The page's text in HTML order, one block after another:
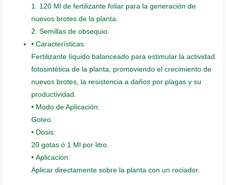
1. 120 Ml de fertilizante foliar para la generación de
nuevos brotes de la planta.
2. Semillas de obsequio.
• Características:
Fertilizante líquido balanceado para estimular la actividad
fotosintética de la planta, promoviendo el crecimiento de
nuevos brotes, la resistencia a daños por plagas y su
productividad.
• Modo de Aplicación:
Goteo.
• Dosis:
20 gotas ó 1 Ml por litro.
• Aplicación:
Aplicar directamente sobre la planta con un rociador.